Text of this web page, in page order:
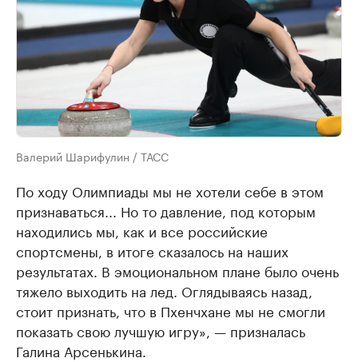
Валерий Шарифулин / ТАСС
По ходу Олимпиады мы не хотели себе в этом
признаваться... Но то давление, под которым
находились мы, как и все российские
спортсмены, в итоге сказалось на наших
результатах. В эмоциональном плане было очень
тяжело выходить на лед. Оглядываясь назад,
стоит признать, что в Пхенчхане мы не смогли
показать свою лучшую игру», — призналась
Галина Арсенькина.